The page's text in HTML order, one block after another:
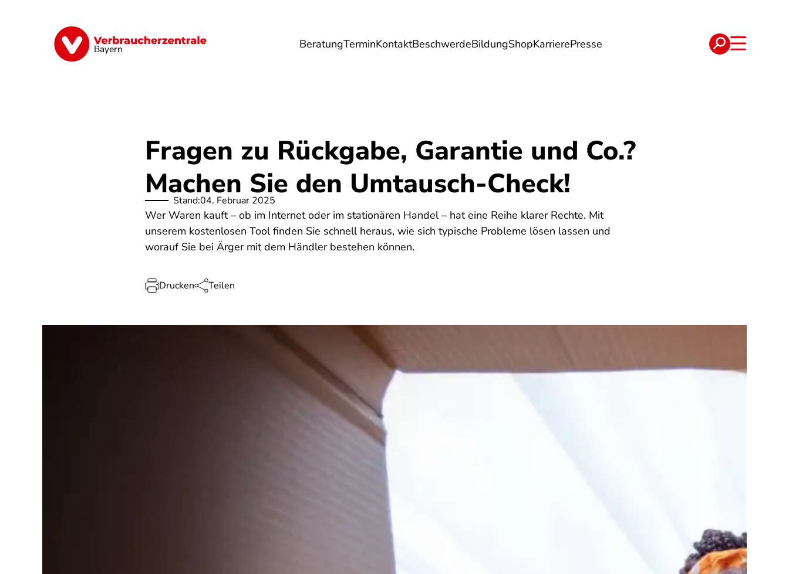
Bayern BeratungTerminKontaktBeschwerdeBildungShopKarrierePresse
Finanzen Digitales Lebensmittel Umwelt Gesundheit Energie Reise Verträge
Fragen zu Rückgabe, Garantie und Co.?
Machen Sie den Umtausch-Check!
Stand:04. Februar 2025
Wer Waren kauft – ob im Internet oder im stationären Handel – hat eine Reihe klarer Rechte. Mit
unserem kostenlosen Tool finden Sie schnell heraus, wie sich typische Probleme lösen lassen und
worauf Sie bei Ärger mit dem Händler bestehen können.
Drucken Teilen